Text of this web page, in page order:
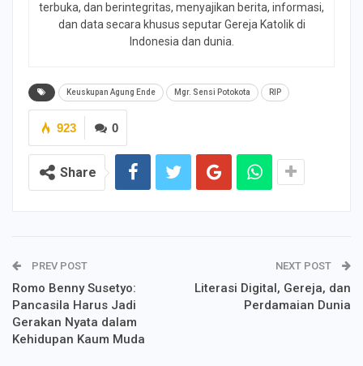
terbuka, dan berintegritas, menyajikan berita, informasi,
dan data secara khusus seputar Gereja Katolik di
Indonesia dan dunia.
Keuskupan Agung Ende Mgr. Sensi Potokota RIP
0
923
Share
PREV POST
Romo Benny Susetyo:
Pancasila Harus Jadi
Gerakan Nyata dalam
Kehidupan Kaum Muda
NEXT POST
Literasi Digital, Gereja, dan
Perdamaian Dunia